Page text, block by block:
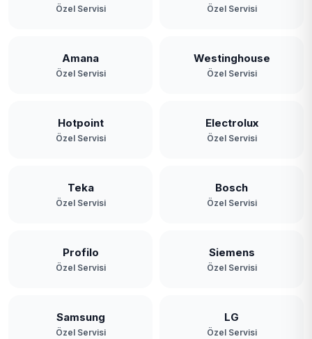
Özel Servisi Özel Servisi
Amana
Özel Servisi
Westinghouse
Özel Servisi
Hotpoint
Özel Servisi
Electrolux
Özel Servisi
Teka
Özel Servisi
Bosch
Özel Servisi
Profilo
Özel Servisi
Siemens
Özel Servisi
Samsung
Özel Servisi
LG
Özel Servisi